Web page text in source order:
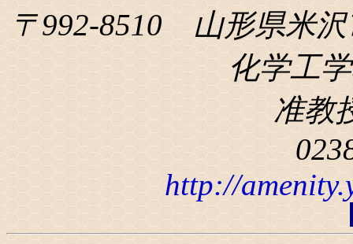
〒992-8510 山形県米沢
化学工
准教
http://